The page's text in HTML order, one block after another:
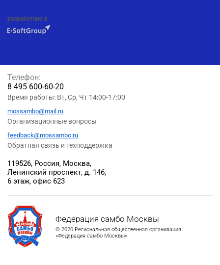
разработано в
Федерация самбо Москвы
© 2020 Региональная общественная организация
«Федерация самбо Москвы»
119526, Россия, Москва,
Ленинский проспект, д. 146,
6 этаж, офис 623
Телефон:
8 495 600-60-20
Время работы: Вт, Ср, Чт 14:00-17:00
mossambo@mail.ru
Организационные вопросы
feedback@mossambo.ru
Обратная связь и техподдержка